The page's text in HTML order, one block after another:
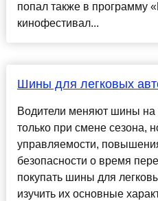
попал также в программу
кинофестивал...
Шины для легковых
Водители меняют шины на
только при смене сезона,
управляемости,
безопасности о время
покупать шины для
изучить их основные